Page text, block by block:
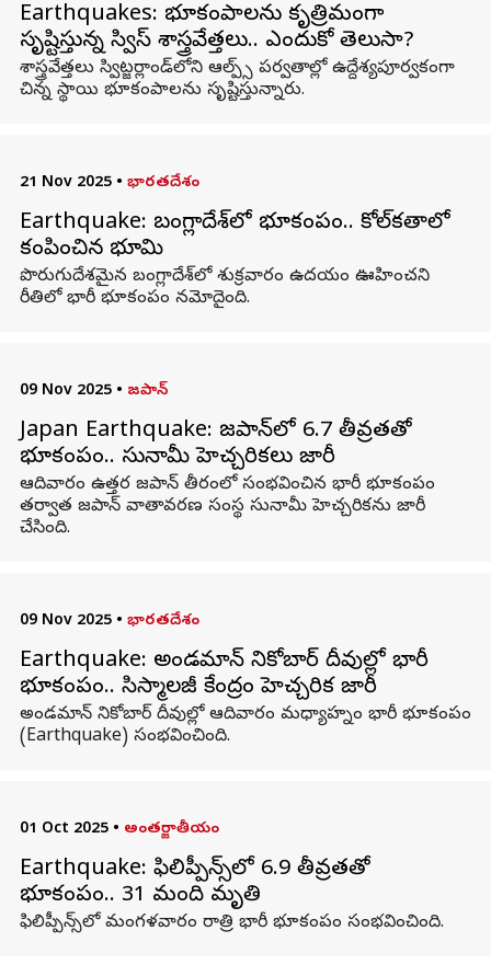
Earthquakes: భూకంపాలను కృత్రిమంగా
సృష్టిస్తున్న స్విస్ శాస్త్రవేత్తలు.. ఎందుకో తెలుసా?
శాస్త్రవేత్తలు స్విట్జర్లాండ్‌లోని ఆల్ప్స్ పర్వతాల్లో ఉద్దేశ్యపూర్వకంగా
చిన్న స్థాయి భూకంపాలను సృష్టిస్తున్నారు.
21 Nov 2025 • భారతదేశం
Earthquake: బంగ్లాదేశ్‌లో భూకంపం.. కోల్‌కతాలో
కంపించిన భూమి
పొరుగుదేశమైన బంగ్లాదేశ్‌లో శుక్రవారం ఉదయం ఊహించని
రీతిలో భారీ భూకంపం నమోదైంది.
09 Nov 2025 • జపాన్
Japan Earthquake: జపాన్‌లో 6.7 తీవ్రతతో
భూకంపం.. సునామీ హెచ్చరికలు జారీ
ఆదివారం ఉత్తర జపాన్ తీరంలో సంభవించిన భారీ భూకంపం
తర్వాత జపాన్ వాతావరణ సంస్థ సునామీ హెచ్చరికను జారీ
చేసింది.
09 Nov 2025 • భారతదేశం
Earthquake: అండమాన్‌ నికోబార్‌ దీవుల్లో భారీ
భూకంపం.. సిస్మాలజీ కేంద్రం హెచ్చరిక జారీ
అండమాన్‌ నికోబార్‌ దీవుల్లో ఆదివారం మధ్యాహ్నం భారీ భూకంపం
(Earthquake) సంభవించింది.
01 Oct 2025 • అంతర్జాతీయం
Earthquake: ఫిలిప్పీన్స్‌లో 6.9 తీవ్రతతో
భూకంపం.. 31 మంది మృతి
ఫిలిప్పీన్స్‌లో మంగళవారం రాత్రి భారీ భూకంపం సంభవించింది.